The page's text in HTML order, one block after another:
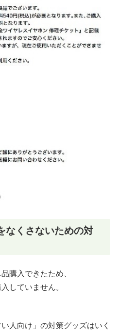
なくさないための対
購入できたため、
していません。
人向け」の対策グッズはいく